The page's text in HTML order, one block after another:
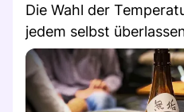
Die Wahl der
jedem selbst